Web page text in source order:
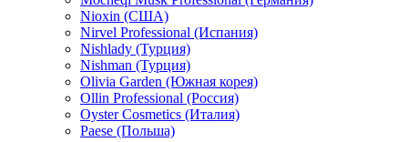
Nioxin (США)
Nirvel Professional (Испания)
Nishlady (Турция)
Nishman (Турция)
Olivia Garden (Южная корея)
Ollin Professional (Россия)
Oyster Cosmetics (Италия)
Paese (Польша)